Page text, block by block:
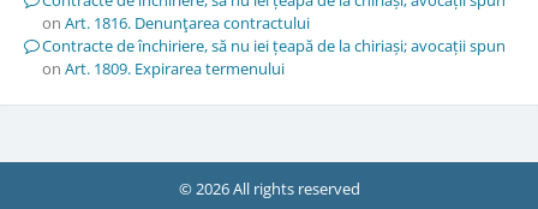
on Art. 1816. Denunţarea contractului
Contracte de închiriere, să nu iei țeapă de la chiriași; avocații spun
on Art. 1809. Expirarea termenului
© 2026 All rights reserved